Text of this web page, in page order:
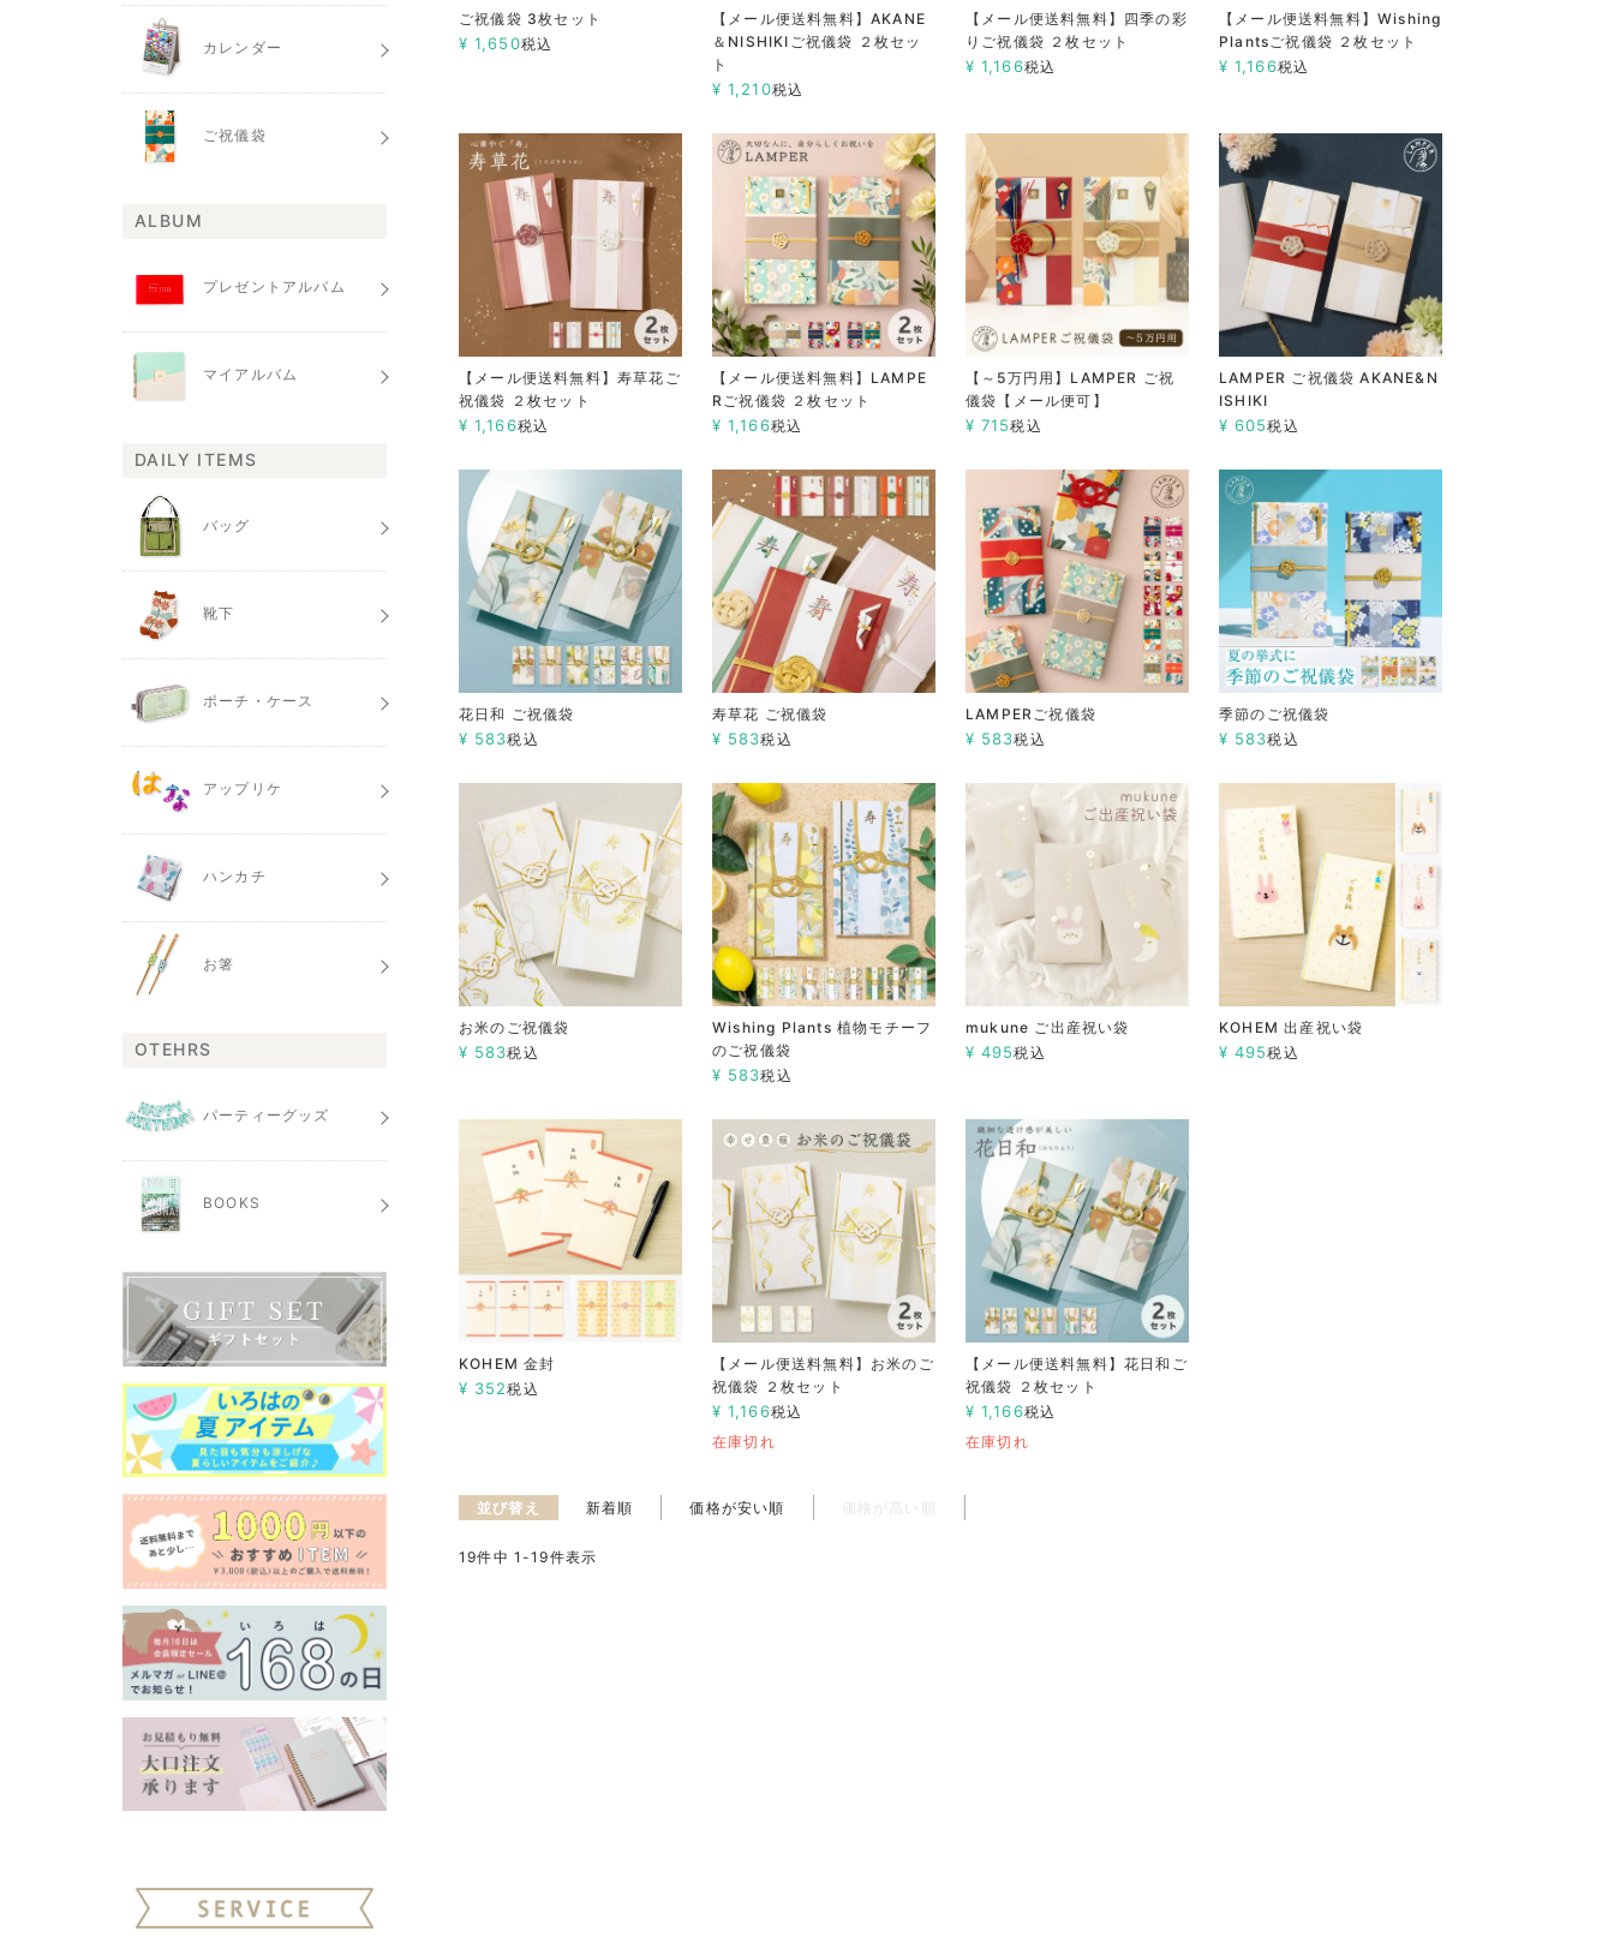
ご祝儀袋 3枚セット
¥ 1,650税込
【メール便送料無料】AKANE
＆NISHIKIご祝儀袋 ２枚セッ
ト
¥ 1,210税込
【メール便送料無料】四季の彩
りご祝儀袋 ２枚セット
¥ 1,166税込
【メール便送料無料】Wishing
Plantsご祝儀袋 ２枚セット
¥ 1,166税込
【メール便送料無料】寿草花ご
祝儀袋 ２枚セット
¥ 1,166税込
【メール便送料無料】LAMPE
Rご祝儀袋 ２枚セット
¥ 1,166税込
【～5万円用】LAMPER ご祝
儀袋【メール便可】
¥ 715税込
LAMPER ご祝儀袋 AKANE&N
ISHIKI
¥ 605税込
花日和 ご祝儀袋
¥ 583税込
寿草花 ご祝儀袋
¥ 583税込
LAMPERご祝儀袋
¥ 583税込
季節のご祝儀袋
¥ 583税込
お米のご祝儀袋
¥ 583税込
Wishing Plants 植物モチーフ
のご祝儀袋
¥ 583税込
mukune ご出産祝い袋
¥ 495税込
KOHEM 出産祝い袋
¥ 495税込
KOHEM 金封
¥ 352税込
【メール便送料無料】お米のご
祝儀袋 ２枚セット
¥ 1,166税込
在庫切れ
【メール便送料無料】花日和ご
祝儀袋 ２枚セット
¥ 1,166税込
在庫切れ
並び替え 新着順 価格が安い順 価格が高い順
19件中 1-19件表示
カレンダー
ご祝儀袋
ALBUM
プレゼントアルバム
マイアルバム
DAILY ITEMS
バッグ
靴下
ポーチ・ケース
アップリケ
ハンカチ
お箸
OTEHRS
パーティーグッズ
BOOKS